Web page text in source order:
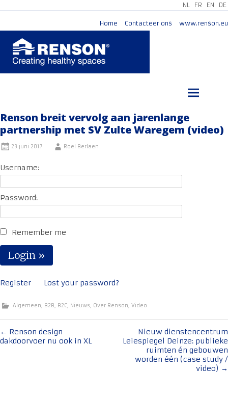
NL FR EN DE
Home Contacteer ons www.renson.eu
Renson breit vervolg aan jarenlange
partnership met SV Zulte Waregem (video)
23 juni 2017 Roel Berlaen
Username:
Password:
Remember me
Register Lost your password?
Algemeen, B2B, B2C, Nieuws, Over Renson, Video
Bericht
navigatie
← Renson design
dakdoorvoer nu ook in XL
Nieuw dienstencentrum
Leiespiegel Deinze: publieke
ruimten én gebouwen
worden één (case study /
video) →